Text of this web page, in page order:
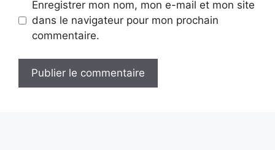
Enregistrer mon nom, mon e-mail et mon site
dans le navigateur pour mon prochain
commentaire.